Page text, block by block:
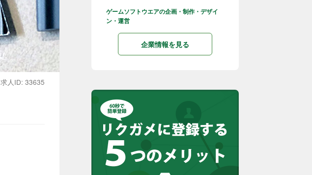
求人ID: 33635
ゲームソフトウエアの企画・制作・デザイ
ン・運営
企業情報を見る